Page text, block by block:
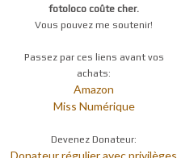
fotoloco coûte cher.
Vous pouvez me soutenir!
Passez par ces liens avant vos
achats:
Amazon
Miss Numérique
Devenez Donateur:
Donateur régulier avec privilèges